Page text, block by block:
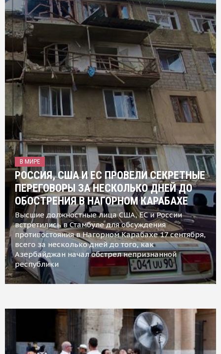
В МИРЕ
РОССИЯ, США И ЕС ПРОВЕЛИ СЕКРЕТНЫЕ
ПЕРЕГОВОРЫ ЗА НЕСКОЛЬКО ДНЕЙ ДО
ОБОСТРЕНИЯ В НАГОРНОМ КАРАБАХЕ
Высшие должностные лица США, ЕС и России
встретились в Стамбуле для обсуждения
противостояния в Нагорном Карабахе 17 сентября,
всего за несколько дней до того, как
Азербайджан начал обстрел непризнанной
республики